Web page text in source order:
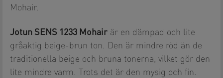
Mohair.
Jotun SENS 1233 Mohair är en dämpad och lite
gråaktig beige-brun ton. Den är mindre röd än de
traditionella beige och bruna tonerna, vilket gör den
lite mindre varm. Trots det är den mysig och fin.